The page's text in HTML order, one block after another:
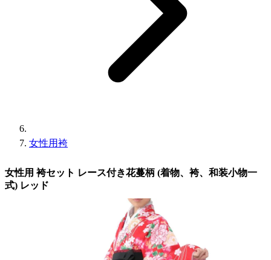
女性用袴
女性用 袴セット レース付き花蔓柄 (着物、袴、和装小物一
式) レッド